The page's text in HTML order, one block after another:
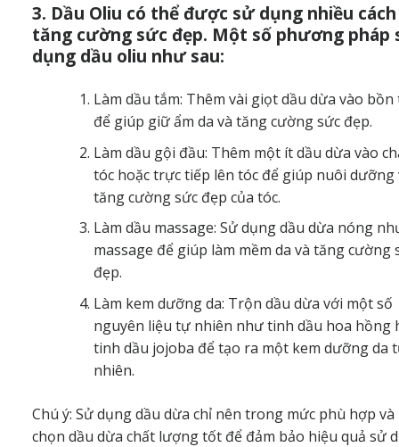
3. Dầu Oliu có thể được sử dụng nhiều
tăng cường sức đẹp. Một số phương pháp
dụng dầu oliu như sau:
Làm dầu tắm: Thêm vài giọt dầu dừa vào bồn
để giúp giữ ẩm da và tăng cường sức đẹp.
Làm dầu gội đầu: Thêm một ít dầu dừa vào
tóc hoặc trực tiếp lên tóc để giúp nuôi dưỡng
tăng cường sức đẹp của tóc.
Làm dầu massage: Sử dụng dầu dừa nóng
massage để giúp làm mềm da và tăng cường
đẹp.
Làm kem dưỡng da: Trộn dầu dừa với một số
nguyên liệu tự nhiên như tinh dầu hoa hồng
tinh dầu jojoba để tạo ra một kem dưỡng da
nhiên.
Chú ý: Sử dụng dầu dừa chỉ nên trong mức phù hợp và
chọn dầu dừa chất lượng tốt để đảm bảo hiệu quả sử